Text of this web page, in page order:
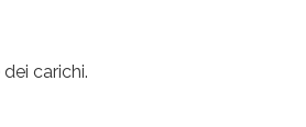
carichi.